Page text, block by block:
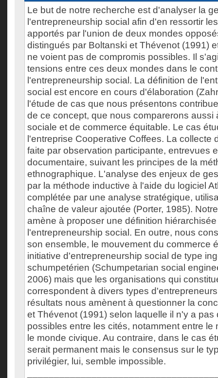
Le but de notre recherche est d'analyser la
l'entrepreneurship social afin d'en ressortir
apportés par l'union de deux mondes
distingués par Boltanski et Thévenot (1991)
ne voient pas de compromis possibles. Il
tensions entre ces deux mondes dans le
l'entrepreneurship social. La définition de
social est encore en cours d'élaboration
l'étude de cas que nous présentons
de ce concept, que nous comparerons aussi
sociale et de commerce équitable. Le cas
l'entreprise Cooperative Coffees. La collecte
faite par observation participante, entrevues
documentaire, suivant les principes de la
ethnographique. L'analyse des enjeux de
par la méthode inductive à l'aide du logiciel
complétée par une analyse stratégique,
chaîne de valeur ajoutée (Porter, 1985).
amène à proposer une définition
l'entrepreneurship social. En outre, nous
son ensemble, le mouvement du commerce
initiative d'entrepreneurship social de type
schumpetérien (Schumpetarian social
2006) mais que les organisations qui
correspondent à divers types
résultats nous amènent à questionner la
et Thévenot (1991) selon laquelle il n'y a pas
possibles entre les cités, notamment entre le
le monde civique. Au contraire, dans le cas
serait permanent mais le consensus sur le
privilégier, lui, semble impossible.